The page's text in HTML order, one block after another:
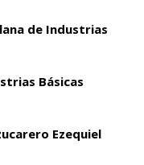
de Industrias
Básicas
Ezequiel